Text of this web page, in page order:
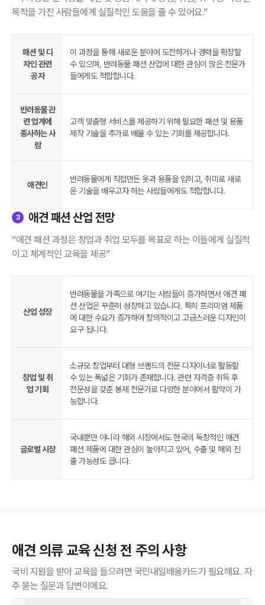
목적을 가진 사람들에게 실질적인 도움을 줄 수 있어요.”
패션 및 디
자인 관련
공자
이 과정을 통해 새로운 분야에 도전하거나 경력을 확장할
수 있으며, 반려동물 패션 산업에 대한 관심이 많은 전문가
들에게도 적합합니다.
반려동물 관
련 업계에
종사하는 사
람
고객 맞춤형 서비스를 제공하기 위해 필요한 패션 및 용품
제작 기술을 추가로 배울 수 있는 기회를 제공합니다.
애견인
반려동물에게 직접만든 옷과 용품을 입히고, 취미로 새로
운 기술을 배우고자 하는 사람들에게도 적합합니다.
3 애견 패션 산업 전망
“애견 패션 과정은 창업과 취업 모두를 목표로 하는 이들에게 실질적
이고 체계적인 교육을 제공”
산업 성장
반려동물을 가족으로 여기는 사람들이 증가하면서 애견 패
션 산업은 꾸준히 성장하고 있습니다. 특히 프리미엄 제품
에 대한 수요가 증가하여 창의적이고 고급스러운 디자인이
요구 됩니다.
창업 및 취
업 기회
소규모 창업부터 대형 브랜드의 전문 디자이너로 활동할
수 있는 폭넓은 기회가 존재합니다. 관련 자격증 취득 후
전문성을 갖춘 봉제 전문가로 다양한 분야에서 활약이 가
능합니다.
글로벌 시장
국내뿐만 아니라 해외 시장에서도 한국의 독창적인 애견
패션 제품에 대한 관심이 높아지고 있어, 수출 및 해외 진
출 가능성도 큽니다.
애견 의류교육 신청 전 주의 사항
국비 지원을 받아 교육을 들으려면 국민내일배움카드가 필요해요. 자
주 묻는 질문과 답변이에요.